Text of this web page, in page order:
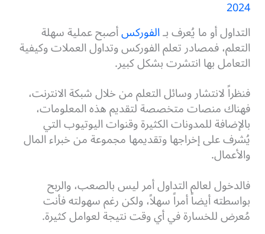
2024
التداول أو ما يُعرف بـالفوركسأصبح عملية سهلة
التعلم، فمصادر تعلم الفوركس وتداول العملات وكيفية
التعامل بها انتشرت بشكل كبير.
فنظراً لانتشار وسائل التعلم من خلال شبكة الانترنت،
فهناك منصات متخصصة لتقديم هذه المعلومات،
بالإضافة للمدونات الكثيرة وقنوات اليوتيوب التي
يُشرف على إخراجها وتقديمها مجموعة من خبراء المال
والأعمال.
فالدخول لعالم التداول أمر ليس بالصعب، والربح
بواسطته أيضاً أمراً سهلاً، ولكن رغم سهولته فأنت
مُعرض للخسارة في أي وقت نتيجة لعوامل كثيرة.